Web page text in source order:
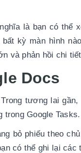
là bạn có thể
kỳ màn hình
và phản hồi chi
Docs
tương lai
Google Tasks.
bỏ phiếu theo
có thể ghi lại